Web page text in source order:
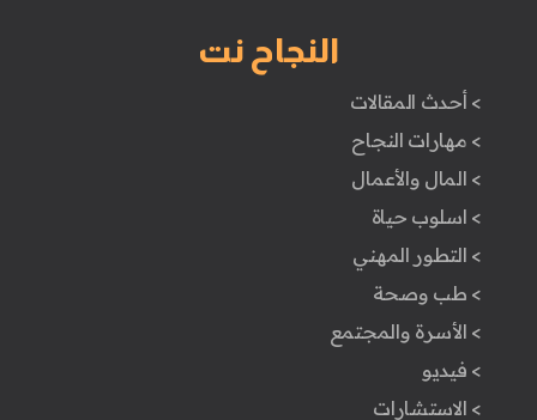
النجاح نت
> أحدث المقالات
> مهارات النجاح
> المال والأعمال
> اسلوب حياة
> التطور المهني
> طب وصحة
> الأسرة والمجتمع
> فيديو
> الاستشارات